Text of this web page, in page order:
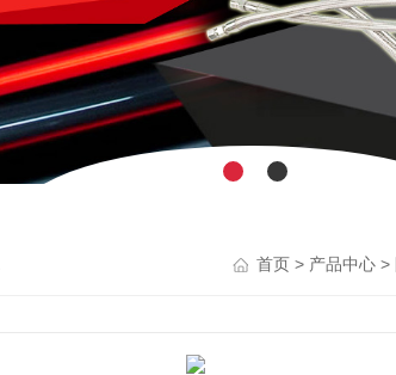
首页 > 产品中心 >